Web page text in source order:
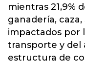
mientras 21,9%
ganadería,
impactados por
transporte y del
estructura de